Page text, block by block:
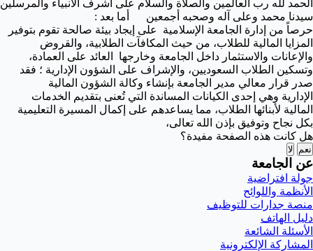
الحمد لله رب العالمين والصلاة والسلام على أشرف الأنبياء والمرسلين
سيدنا محمد وعلى آله وصحبه أجمعين أما بعد :
حرصاً من إدارة الجامعة الإسلامية على إيجاد بيئة صالحة تقوم بتوفير
المزايا المالية للطلاب، من حيث المكافآت الطلابية، والقروض
والإعانات والاستثمار داخل الجامعة وخارجها العائد على العمادة،
وتسكين الطلاب السعوديين، والإشراف على الشؤون الإدارية ؛ فقد
صدر قرار معالي مدير الجامعة بإنشاء وكالة الشؤون المالية
الإدارية وهي إحدى الكيانات المساندة التي تُعنى بتقديم الخدمات
المالية لأبنائها الطلاب، مما يساعدهم على إكمال المسيرة التعليمية
بكل نجاح وتوفيق بإذن الله تعالى،
هل كانت هذه الصفحة مفيدة؟
نعم لا
عن الجامعة
جولة افتراضية
الأنظمة واللوائح
منصة جدارات للتوظيف
دليل الهاتف
الأسئلة الشائعة
المشاركة الإلكترونية